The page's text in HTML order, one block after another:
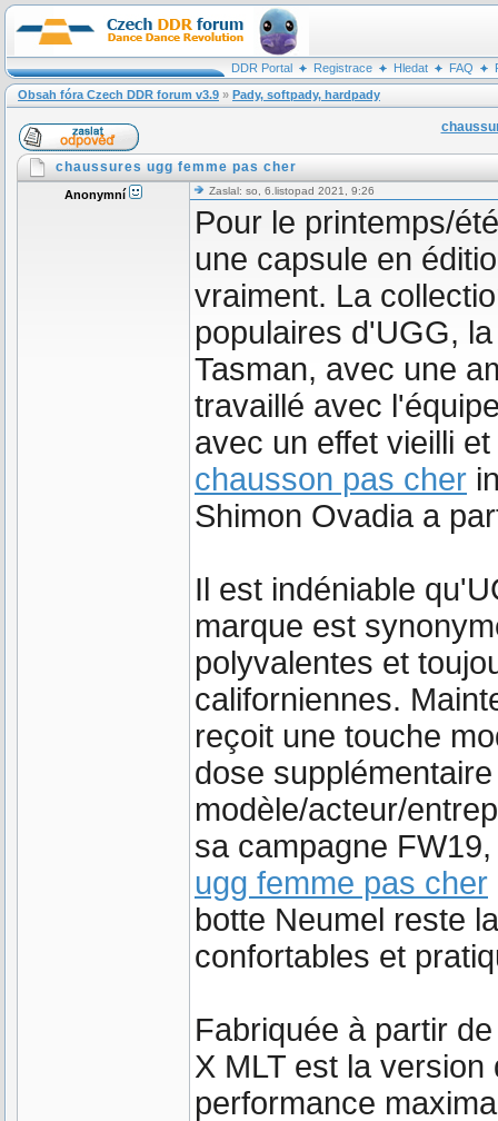
DDR Portal Registrace Hledat FAQ
Obsah fóra Czech DDR forum v3.9 » Pady, softpady, hardpady
chaussures ugg femme pas cher
Anonymní Zaslal: so, 6.listopad 2021, 9:26
Pour le printemps/
une capsule en
vraiment. La
populaires d'UGG,
Tasman, avec une
travaillé avec
avec un effet vieilli
chausson pas cher
Shimon Ovadia a
Il est indéniable
marque est
polyvalentes et
californiennes.
reçoit une touche
dose
modèle/acteur/
sa campagne
ugg femme pas cher
botte Neumel reste
confortables et
Fabriquée à partir
X MLT est la
performance